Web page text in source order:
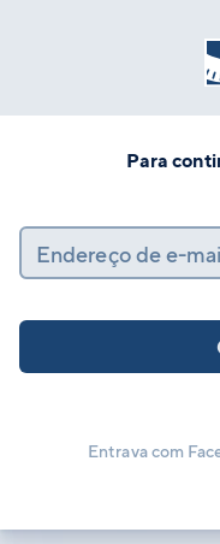
Para
Endereço de e-
Entrava com